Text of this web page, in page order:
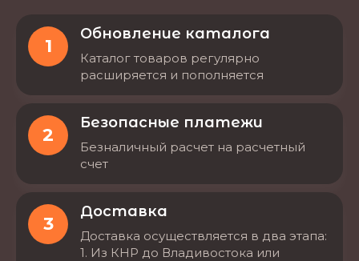
1
Обновление каталога
Каталог товаров регулярно
расширяется и пополняется
2
Безопасные платежи
Безналичный расчет на расчетный
счет
3
Доставка
Доставка осуществляется в два этапа:
1. Из КНР до Владивостока или